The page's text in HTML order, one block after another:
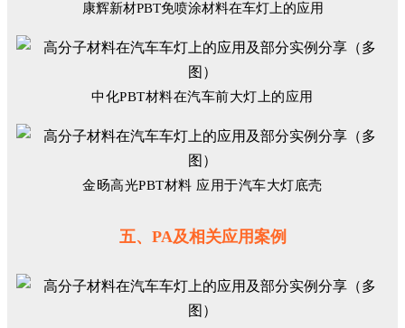
康辉新材PBT免喷涂材料在车灯上的应用
中化PBT材料在汽车前大灯上的应用
金旸高光PBT材料 应用于汽车大灯底壳
五、PA及相关应用案例